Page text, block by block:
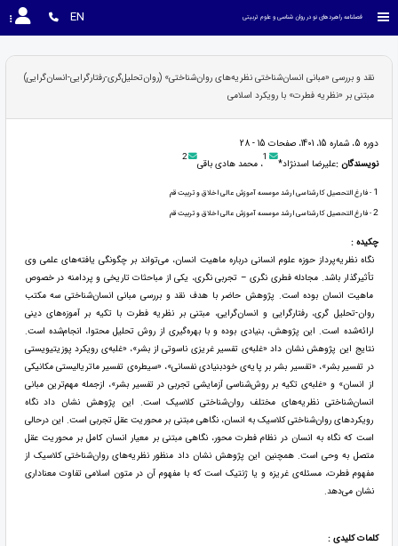
فصلنامه راهبردهای نو در روان شناسی و علوم تربیتی EN
نقد و بررسی «مبانی انسان‌شناختی نظریه‌های روان‌شناختی» (روان‌تحلیل‌گری-رفتارگرایی-انسان‌‌گرایی)
مبتنی بر «نظریه فطرت» با رویکرد اسلامی
دوره 5، شماره 15، 1401، صفحات 15 - 28
نویسندگان :علیرضا اسدنژاد* 1، محمد هادی باقی 2
1 - فارغ التحصیل کارشناسی ارشد موسسه آموزش عالی اخلاق و تربیت قم
2- فارغ التحصیل کارشناسی ارشد موسسه آموزش عالی اخلاق و تربیت قم
چکیده :
نگاه نظریه‌پرداز حوزه علوم انسانی درباره ماهیت انسان، می‌تواند بر چگونگی یافته‌های علمی وی
تأثیرگذار باشد. مجادله فطری نگری – تجربی نگری، یکی از مباحثات تاریخی و پردامنه در خصوص
ماهیت انسان بوده است. پژوهش حاضر با هدف نقد و بررسی مبانی انسان‌شناختی سه مکتب
روان-تحلیل گری، رفتارگرایی و انسان‌گرایی، مبتنی بر نظریه فطرت با تکیه بر آموزه‌های دینی
ارائه‌شده است. این پژوهش، بنیادی بوده و با بهره‌گیری از روش تحلیل محتوا، انجام‌شده است.
نتایج این پژوهش نشان داد «غلبه‌ی تفسیر غریزی ناسوتی از بشر»، «غلبه‌ی رویکرد پوزیتیویستی
در تفسیر بشر»، «تفسیر بشر بر پایه‌ی خودبنیادی نفسانی»، «سیطره‌ی تفسیر ماتریالیستی مکانیکی
از انسان» و «غلبه‌ی تکیه بر روش‌شناسی آزمایشی تجربی در تفسیر بشر»، ازجمله مهم‌ترین مبانی
انسان‌شناختی نظریه‌های مختلف روان‌شناختی کلاسیک است. این پژوهش نشان داد نگاه
رویکردهای روان‌شناختی کلاسیک به انسان، نگاهی مبتنی بر محوریت عقل تجربی است. این درحالی
است که نگاه به انسان در نظام فطرت محور، نگاهی مبتنی بر معیار انسان کامل بر محوریت عقل
متصل به وحی است. همچنین این پژوهش نشان داد منظور نظریه‌های روان‌شناختی کلاسیک از
مفهوم فطرت، مسئله‌ی غریزه و یا ژنتیک است که با مفهوم آن در متون اسلامی تفاوت معناداری
نشان می‌دهد.
کلمات کلیدی :